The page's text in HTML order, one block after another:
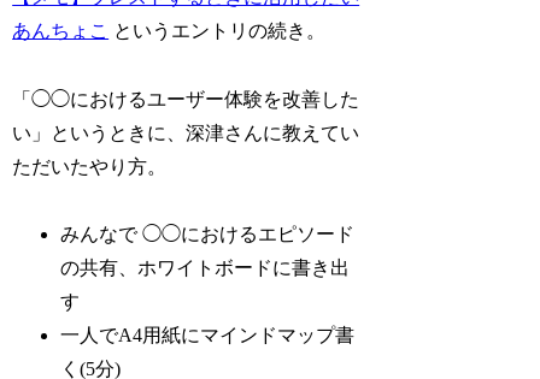
あんちょこ というエントリの続き。
「◯◯におけるユーザー体験を改善した
い」というときに、深津さんに教えてい
ただいたやり方。
みんなで ◯◯におけるエピソード
の共有、ホワイトボードに書き出
す
一人でA4用紙にマインドマップ書
く(5分)